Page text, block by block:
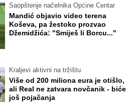
Saopštenje načelnika Općine Centar
Mandić objavio video terena
Koševa, pa žestoko prozvao
Džemidžića: "Smiješ li Borcu..."
Kraljevi aktivni na tržištu
Više od 200 miliona eura je otišlo,
ali Real ne zatvara novčanik - biće
još pojačanja